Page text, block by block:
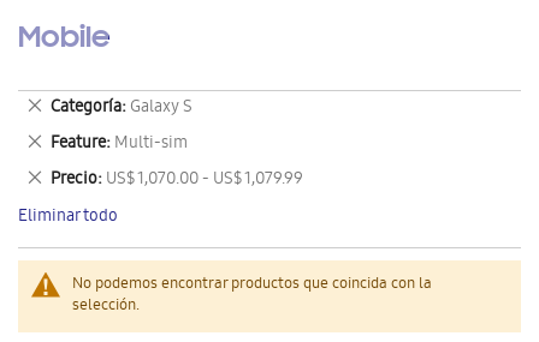
Mobile
No podemos encontrar productos que coincida con la
selección.
Categoría Galaxy S
Eliminar
este
artículo
Feature Multi-sim
Eliminar
este
artículo
Precio US$ 1,070.00 - US$ 1,079.99
Eliminar
este
artículo
Eliminar todo